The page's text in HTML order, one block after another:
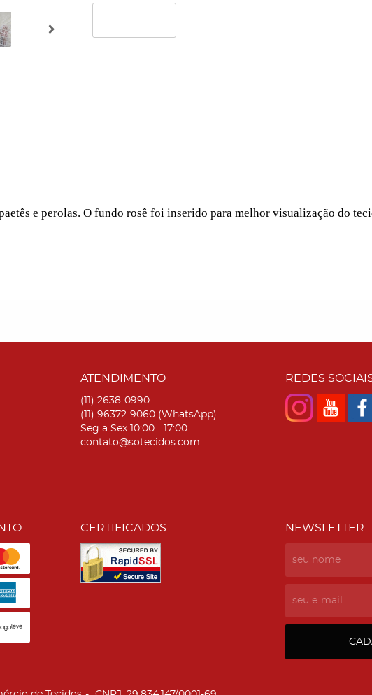
e perolas. O fundo rosê foi inserido para melhor visualização do
ATENDIMENTO
(11) 2638-0990
(11) 96372-9060 (WhatsApp)
Seg a Sex 10:00 - 17:00
contato@sotecidos.com
REDES
CERTIFICADOS NEWSLETTER